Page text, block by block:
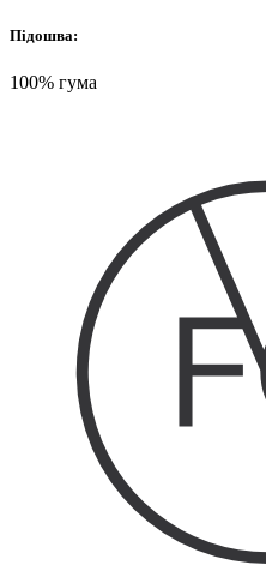
Підошва:
100% гума